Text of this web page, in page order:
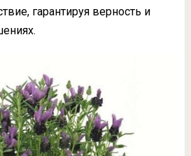
гарантируя верность и